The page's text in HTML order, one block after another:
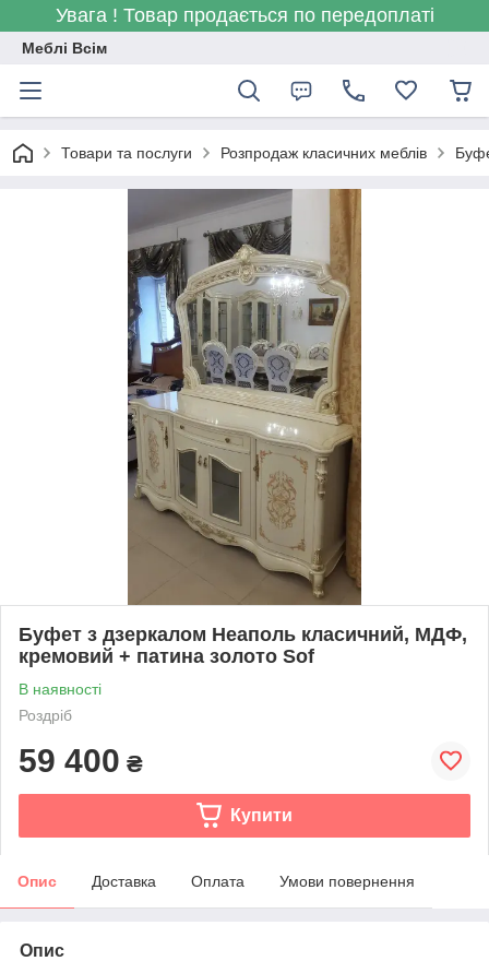
Увага ! Товар продається по передоплаті
Меблі Всім
Товари та послуги Розпродаж класичних меблів
Буфет з дзеркалом Неаполь класичний, МДФ,
кремовий + патина золото Sof
В наявності
Роздріб
59 400 ₴
Купити
Опис Доставка Оплата Умови повернення
Опис